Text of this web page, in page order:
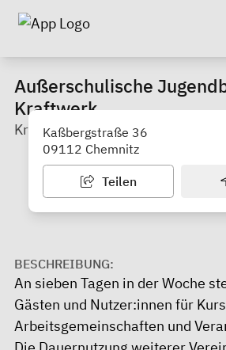
Außerschulische
Kraftwerk
Kraftwerk e. V. (Zentrum)
Kaßbergstraße 36
09112 Chemnitz
Teilen
BESCHREIBUNG:
An sieben Tagen in der Woche
Gästen und Nutzer:innen für
Arbeitsgemeinschaften und